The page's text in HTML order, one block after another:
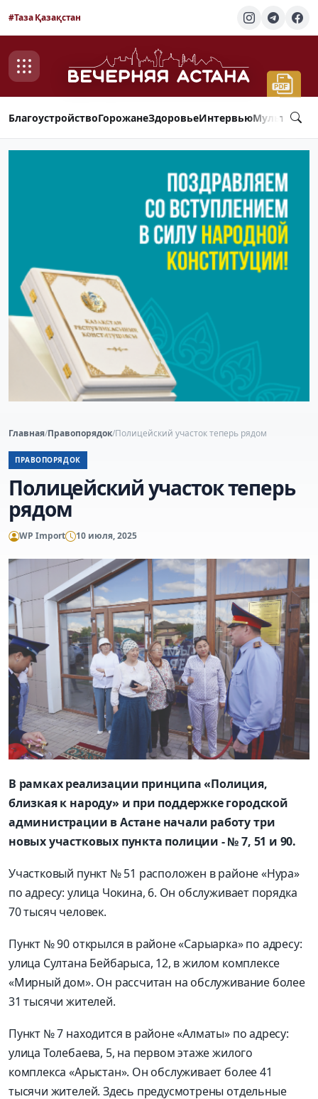
#Таза Қазақстан
БлагоустройствоГорожанеЗдоровьеИнтервью
Главная/Правопорядок/Полицейский участок теперь рядом
ПРАВОПОРЯДОК
Полицейский участок теперь
рядом
WP Import 10 июля, 2025
В рамках реализации принципа «Полиция,
близкая к народу» и при поддержке городской
администрации в Астане начали работу три
новых участковых пункта полиции - № 7, 51 и 90.
Участковый пункт № 51 расположен в районе «Нура»
по адресу: улица Чокина, 6. Он обслуживает порядка
70 тысяч человек.
Пункт № 90 открылся в районе «Сарыарка» по адресу:
улица Султана Бейбарыса, 12, в жилом комплексе
«Мирный дом». Он рассчитан на обслуживание более
31 тысячи жителей.
Пункт № 7 находится в районе «Алматы» по адресу:
улица Толебаева, 5, на первом этаже жилого
комплекса «Арыстан». Он обслуживает более 41
тысячи жителей. Здесь предусмотрены отдельные